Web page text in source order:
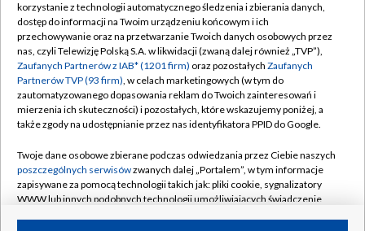
TVP
Abonament TVP
Emisja w TVP
Centrum informacji TVP
Naziemna Telewizja Cyfrowa
Rada Programowa
System NOS
Informacje o nadawcy
Regulamin TVP
Polityka prywatności
Moje zgody
Pomoc
Kontakt
Kanały
korzystanie z technologii automatycznego śledzenia i zbierania danych,
dostęp do informacji na Twoim urządzeniu końcowym i ich
przechowywanie oraz na przetwarzanie Twoich danych osobowych przez
nas, czyli Telewizję Polską S.A. w likwidacji (zwaną dalej również „TVP”),
Zaufanych Partnerów z IAB* (1201 firm) oraz pozostałych Zaufanych
Partnerów TVP (93 firm), w celach marketingowych (w tym do
zautomatyzowanego dopasowania reklam do Twoich zainteresowań i
mierzenia ich skuteczności) i pozostałych, które wskazujemy poniżej, a
także zgody na udostępnianie przez nas identyfikatora PPID do Google.
Twoje dane osobowe zbierane podczas odwiedzania przez Ciebie naszych
poszczególnych serwisówzwanych dalej „Portalem”, w tym informacje
zapisywane za pomocą technologii takich jak: pliki cookie, sygnalizatory
WWW lub innych podobnych technologii umożliwiających świadczenie